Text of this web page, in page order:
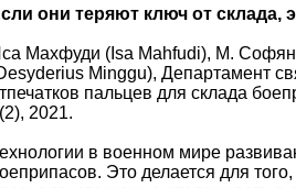
они теряют ключ от склада,
Махфуди (Isa Mahfudi), М. Софян
Minggu), Департамент
пальцев для склада
2021.
в военном мире
Это делается для